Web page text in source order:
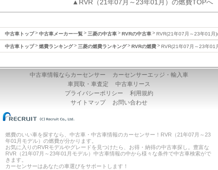
▲RVR（21年07月～23年01月）の燃費TOPへ
中古車トップ 中古車メーカー一覧 三菱の中古車 RVRの中古車 RVR(21年07月～23年01月)
中古車トップ 燃費ランキング 三菱の燃費ランキング RVRの燃費 RVR(21年07月～23年01
中古車情報ならカーセンサー
カーセンサーエッジ・輸入車
車買取・車査定
中古車リース
プライバシーポリシー
利用規約
サイトマップ
お問い合わせ
燃費のいい車を探すなら、中古車・中古車情報のカーセンサー！RVR（21年07月～23
年01月モデル）の燃費が分かります。
お気に入りのRVRモデルやグレードを見つけたら、お得・納得の中古車探し。豊富な
RVR（21年07月～23年01月モデル）中古車情報の中から様々な条件で中古車検索がで
きます。
カーセンサーはあなたの車選びをサポートします！